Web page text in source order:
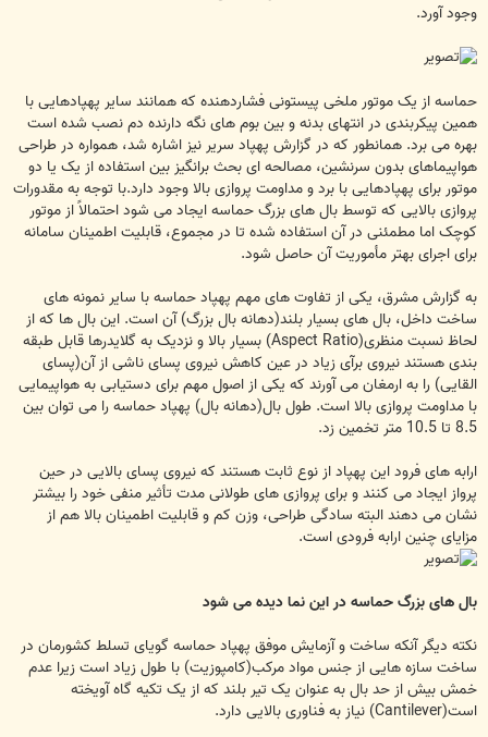
وجود آورد.
حماسه از یک موتور ملخی پیستونی فشاردهنده که همانند سایر پهپادهایی با
همین پیکربندی در انتهای بدنه و بین بوم های نگه دارنده دم نصب شده است
بهره می برد. همانطور که در گزارش پهپاد سریر نیز اشاره شد، همواره در طراحی
هواپیماهای بدون سرنشین، مصالحه ای بحث برانگیز بین استفاده از یک یا دو
موتور برای پهپادهایی با برد و مداومت پروازی بالا وجود دارد.با توجه به مقدورات
پروازی بالایی که توسط بال های بزرگ حماسه ایجاد می شود احتمالاً از موتور
کوچک اما مطمئنی در آن استفاده شده تا در مجموع، قابلیت اطمینان سامانه
برای اجرای بهتر مأموریت آن حاصل شود.
به گزارش مشرق، یکی از تفاوت های مهم پهپاد حماسه با سایر نمونه های
ساخت داخل، بال های بسیار بلند(دهانه بال بزرگ) آن است. این بال ها که از
لحاظ نسبت منظری(Aspect Ratio) بسیار بالا و نزدیک به گلایدرها قابل طبقه
بندی هستند نیروی برآی زیاد در عین کاهش نیروی پسای ناشی از آن(پسای
القایی) را به ارمغان می آورند که یکی از اصول مهم برای دستیابی به هواپیمایی
با مداومت پروازی بالا است. طول بال(دهانه بال) پهپاد حماسه را می توان بین
8.5 تا 10.5 متر تخمین زد.
ارابه های فرود این پهپاد از نوع ثابت هستند که نیروی پسای بالایی در حین
پرواز ایجاد می کنند و برای پروازی های طولانی مدت تأثیر منفی خود را بیشتر
نشان می دهند البته سادگی طراحی، وزن کم و قابلیت اطمینان بالا هم از
مزایای چنین ارابه فرودی است.
بال های بزرگ حماسه در این نما دیده می شود
نکته دیگر آنکه ساخت و آزمایش موفق پهپاد حماسه گویای تسلط کشورمان در
ساخت سازه هایی از جنس مواد مرکب(کامپوزیت) با طول زیاد است زیرا عدم
خمش بیش از حد بال به عنوان یک تیر بلند که از یک تکیه گاه آویخته
است(Cantilever) نیاز به فناوری بالایی دارد.